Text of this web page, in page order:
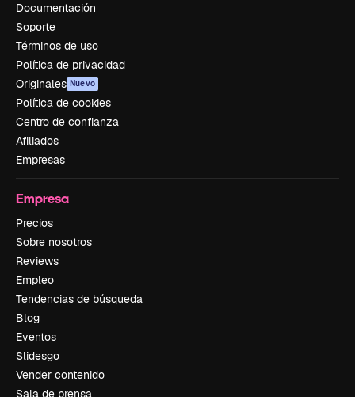
Documentación
Soporte
Términos de uso
Política de privacidad
Originales Nuevo
Política de cookies
Centro de confianza
Afiliados
Empresas
Empresa
Precios
Sobre nosotros
Reviews
Empleo
Tendencias de búsqueda
Blog
Eventos
Slidesgo
Vender contenido
Sala de prensa